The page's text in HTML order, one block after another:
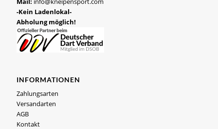
-Kein Ladenlokal-
Abholung möglich!
INFORMATIONEN
Zahlungsarten
Versandarten
AGB
Kontakt